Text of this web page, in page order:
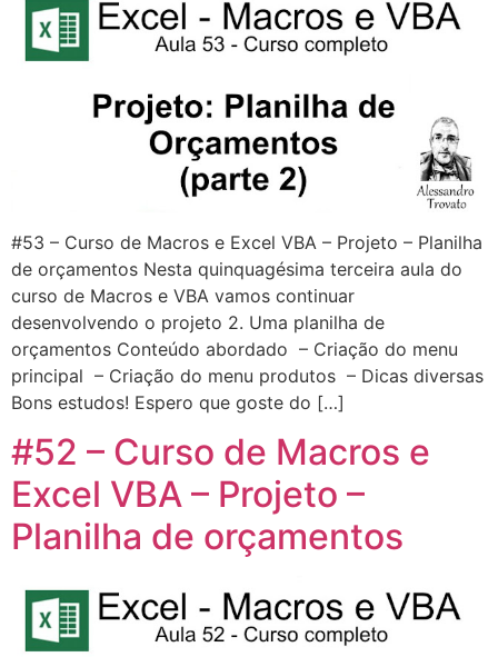
#53 – Curso de Macros e Excel VBA – Projeto – Planilha
de orçamentos Nesta quinquagésima terceira aula do
curso de Macros e VBA vamos continuar
desenvolvendo o projeto 2. Uma planilha de
orçamentos Conteúdo abordado – Criação do menu
principal – Criação do menu produtos – Dicas diversas
Bons estudos! Espero que goste do […]
#52 – Curso de Macros e
Excel VBA – Projeto –
Planilha de orçamentos